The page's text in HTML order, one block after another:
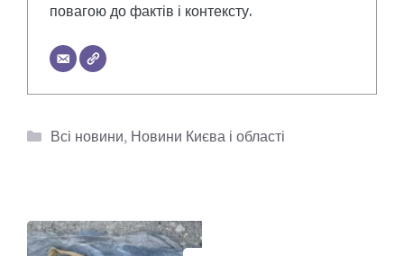
повагою до фактів і контексту.
Категорії
Всі новини, Новини Києва і області